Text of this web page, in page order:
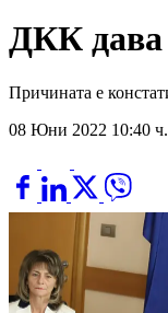
ДКК дава
Причината е
08 Юни 2022 10:40 ч.